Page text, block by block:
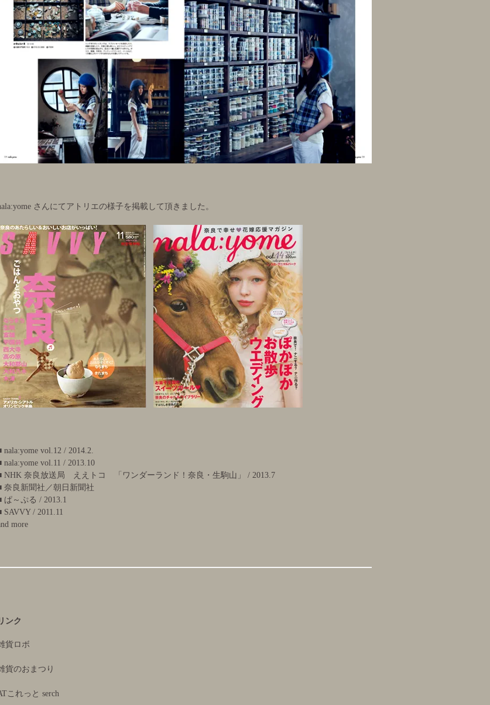
さんにてアトリエの様子を掲載して頂きました。
nala:yome vol.12 / 2014.2.
nala:yome vol.11 / 2013.10
NHK 奈良放送局 ええトコ 「ワンダーランド！奈良・生駒山」 / 2013.7
奈良新聞社／朝日新聞社
ぱ～ぷる / 2013.1
SAVVY / 2011.11
more
ンク
貨ロボ
貨のおまつり
これっと serch